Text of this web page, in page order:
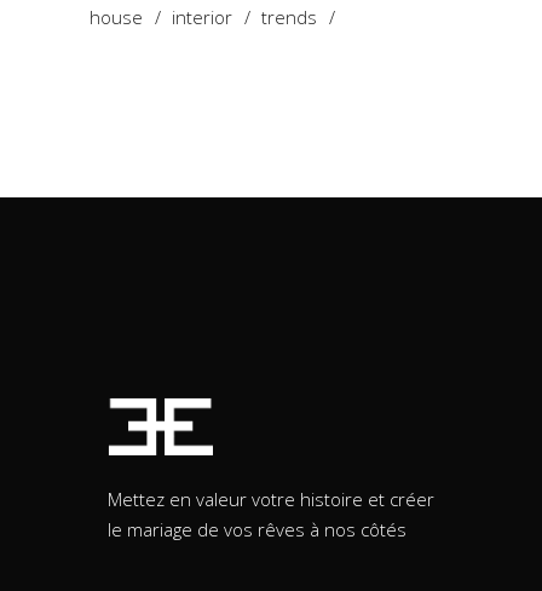
house
interior trends
Mettez en valeur votre histoire et créer
le mariage de vos rêves à nos côtés